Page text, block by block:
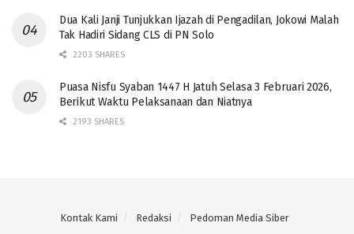
Dua Kali Janji Tunjukkan Ijazah di Pengadilan, Jokowi Malah
Tak Hadiri Sidang CLS di PN Solo
2203 SHARES
Puasa Nisfu Syaban 1447 H Jatuh Selasa 3 Februari 2026,
Berikut Waktu Pelaksanaan dan Niatnya
2193 SHARES
Kontak Kami Redaksi Pedoman Media Siber